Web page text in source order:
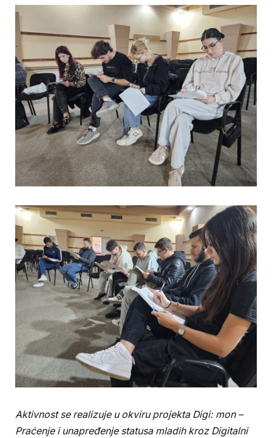
Aktivnost se realizuje u okviru projekta Digi: mon –
Praćenje i unapređenje statusa mladih kroz Digitalni